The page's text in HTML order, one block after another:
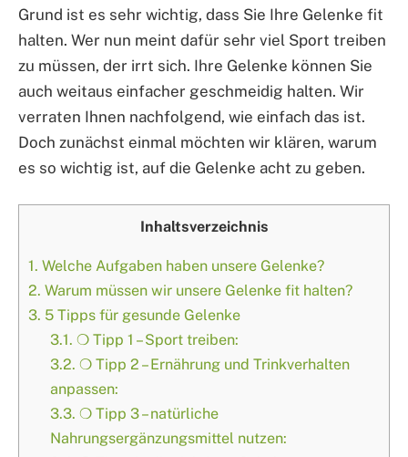
Grund ist es sehr wichtig, dass Sie Ihre Gelenke fit
halten. Wer nun meint dafür sehr viel Sport treiben
zu müssen, der irrt sich. Ihre Gelenke können Sie
auch weitaus einfacher geschmeidig halten. Wir
verraten Ihnen nachfolgend, wie einfach das ist.
Doch zunächst einmal möchten wir klären, warum
es so wichtig ist, auf die Gelenke acht zu geben.
Inhaltsverzeichnis
1. Welche Aufgaben haben unsere Gelenke?
2. Warum müssen wir unsere Gelenke fit halten?
3. 5 Tipps für gesunde Gelenke
3.1. ❍ Tipp 1 – Sport treiben:
3.2. ❍ Tipp 2 – Ernährung und Trinkverhalten
anpassen:
3.3. ❍ Tipp 3 – natürliche
Nahrungsergänzungsmittel nutzen: